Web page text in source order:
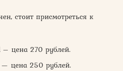
стоит присмотреться к
– цена 270 рублей.
— цена 250 рублей.